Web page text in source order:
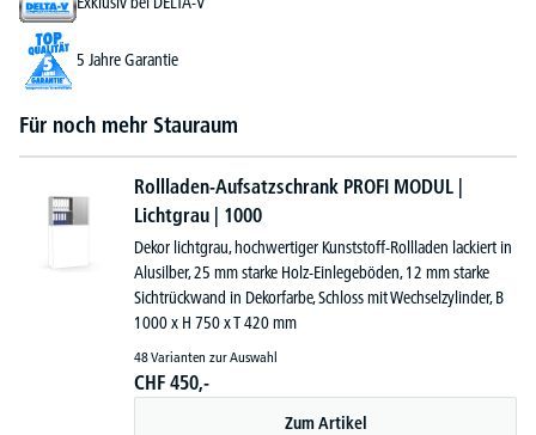
5 Jahre Garantie
Für noch mehr Stauraum
Rollladen-Aufsatzschrank PROFI MODUL |
Lichtgrau | 1000
Dekor lichtgrau, hochwertiger Kunststoff-Rollladen lackiert in
Alusilber, 25 mm starke Holz-Einlegeböden, 12 mm starke
Sichtrückwand in Dekorfarbe, Schloss mit Wechselzylinder, B
1000 x H 750 x T 420 mm
48 Varianten zur Auswahl
CHF 450,-
Zum Artikel